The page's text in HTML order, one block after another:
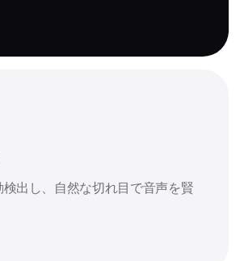
出し、自然な切れ目で音声を賢